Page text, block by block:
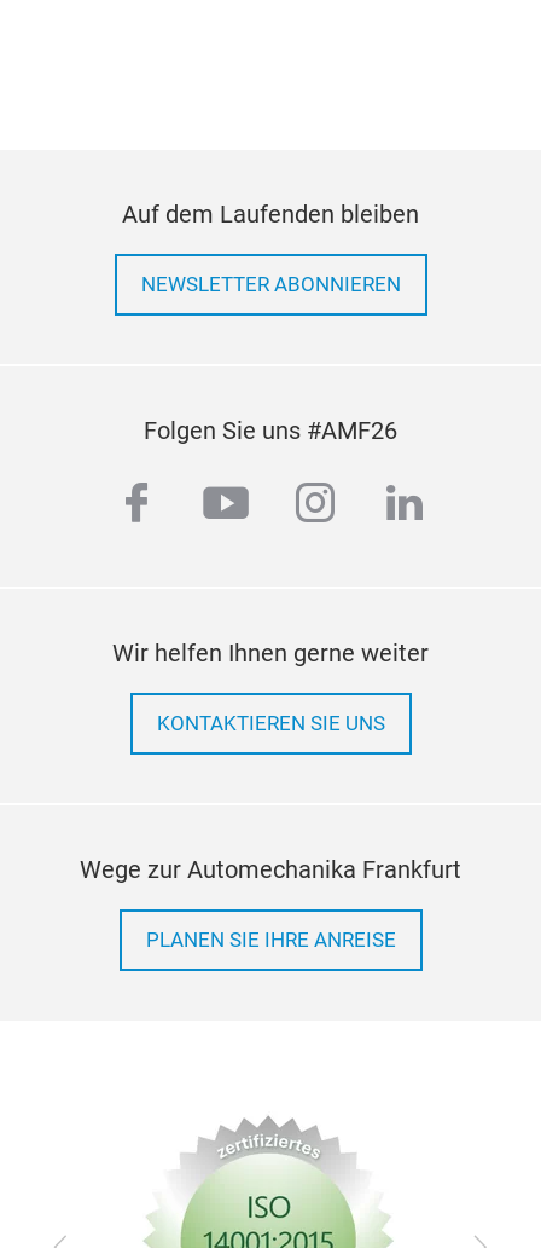
Auf dem Laufenden bleiben
NEWSLETTER ABONNIEREN
Folgen Sie uns #AMF26
facebook
youtubeinstagram
linkedin
Wir helfen Ihnen gerne weiter
KONTAKTIEREN SIE UNS
Wege zur Automechanika Frankfurt
PLANEN SIE IHRE ANREISE